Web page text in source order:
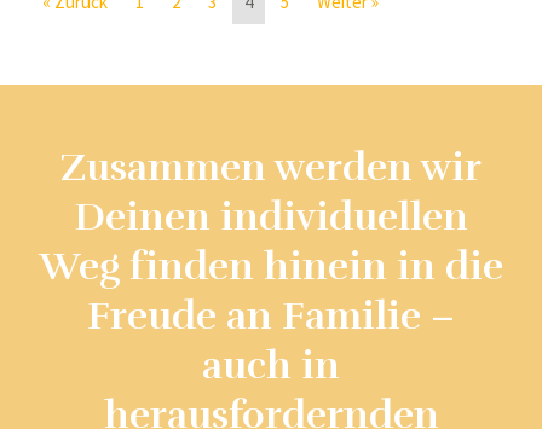
Zusammen werden wir
Deinen individuellen
Weg finden hinein in die
Freude an Familie –
auch in
herausfordernden